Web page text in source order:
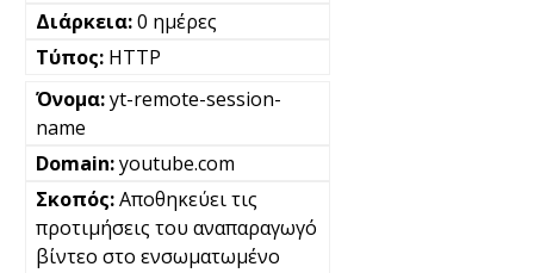
0 ημέρες
HTTP
yt-remote-session-
name
youtube.com
Αποθηκεύει τις
προτιμήσεις του αναπαραγωγό
βίντεο στο ενσωματωμένο